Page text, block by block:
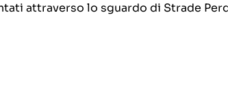
attraverso lo sguardo di Strade